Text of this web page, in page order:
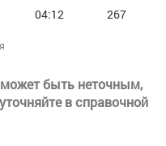
04:12 267
может быть неточным,
в справочной